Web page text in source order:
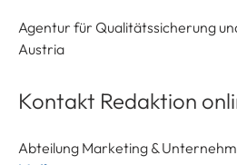
Agentur für Qualitätssicherung
Austria
Kontakt Redaktion
Abteilung Marketing &